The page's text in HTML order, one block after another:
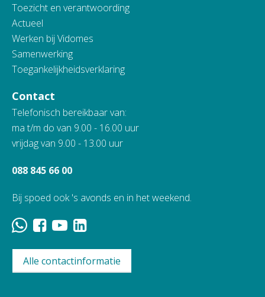
Toezicht en verantwoording
Actueel
Werken bij Vidomes
Samenwerking
Toegankelijkheidsverklaring
Contact
Telefonisch bereikbaar van:
ma t/m do van 9.00 - 16.00 uur
vrijdag van 9.00 - 13.00 uur
088 845 66 00
Bij spoed ook 's avonds en in het weekend.
Alle contactinformatie